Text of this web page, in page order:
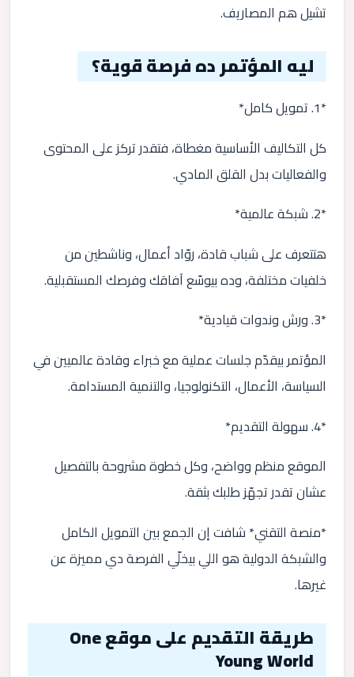
تشيل هم المصاريف.
ليه المؤتمر ده فرصة قوية؟
*1. تمويل كامل*
كل التكاليف الأساسية مغطاة، فتقدر تركز على المحتوى
والفعاليات بدل القلق المادي.
*2. شبكة عالمية*
هتتعرف على شباب قادة، روّاد أعمال، وناشطين من
خلفيات مختلفة، وده بيوسّع آفاقك وفرصك المستقبلية.
*3. ورش وندوات قيادية*
المؤتمر بيقدّم جلسات عملية مع خبراء وقادة عالميين في
السياسة، الأعمال، التكنولوجيا، والتنمية المستدامة.
*4. سهولة التقديم*
الموقع منظم وواضح، وكل خطوة مشروحة بالتفصيل
عشان تقدر تجهّز طلبك بثقة.
*منصة التقني* شافت إن الجمع بين التمويل الكامل
والشبكة الدولية هو اللي بيخلّي الفرصة دي مميزة عن
غيرها.
طريقة التقديم على موقع One
Young World